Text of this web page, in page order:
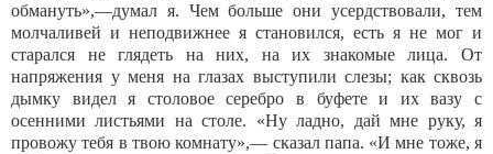
обмануть»,—думал я. Чем больше они усердствовали, тем
молчаливей и неподвижнее я становился, есть я не мог и
старался не глядеть на них, на их знакомые лица. От
напряжения у меня на глазах выступили слезы; как сквозь
дымку видел я столовое серебро в буфете и их вазу с
осенними листьями на столе. «Ну ладно, дай мне руку, я
провожу тебя в твою комнату»,— сказал папа. «И мне тоже, я